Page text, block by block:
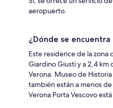
aeropuerto.
¿Dónde se encuentra
Este residence de la zona
Giardino Giusti y a 2,4
Verona. Museo de
también están a menos
Verona Porta Vescovo